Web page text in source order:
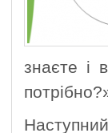
знаєте і